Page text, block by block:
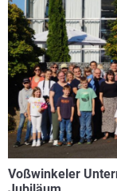
Voßwinkeler